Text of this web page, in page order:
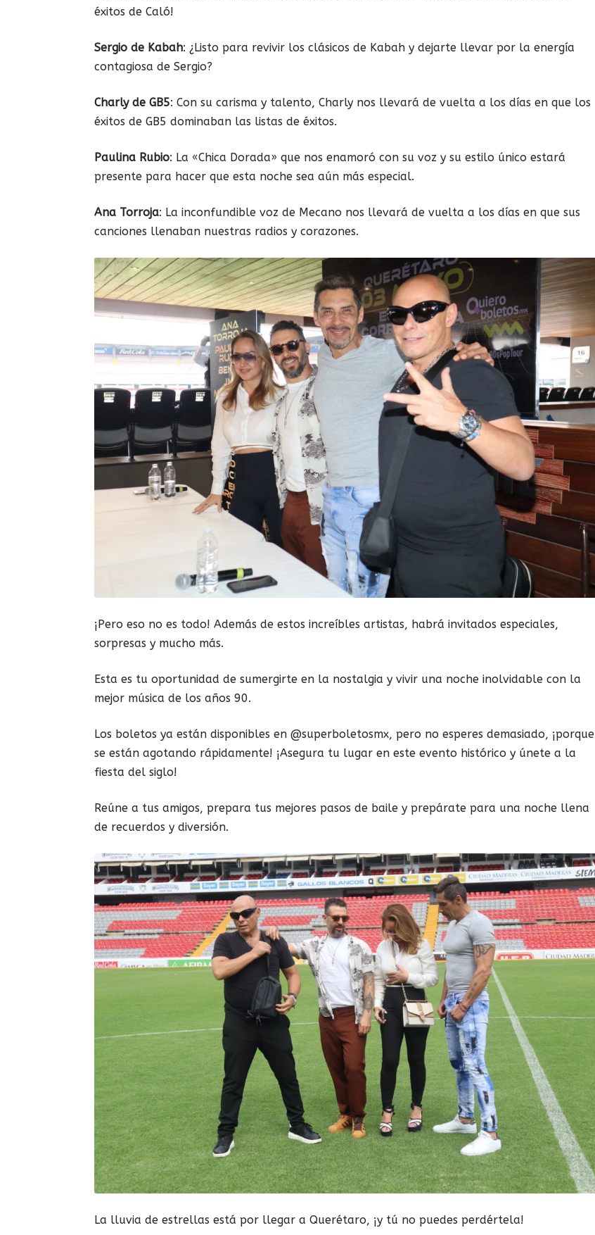
éxitos de Caló!
Sergio de Kabah: ¿Listo para revivir los clásicos de Kabah y dejarte llevar por la energía
contagiosa de Sergio?
Charly de GB5: Con su carisma y talento, Charly nos llevará de vuelta a los días en que los
éxitos de GB5 dominaban las listas de éxitos.
Paulina Rubio: La «Chica Dorada» que nos enamoró con su voz y su estilo único estará
presente para hacer que esta noche sea aún más especial.
Ana Torroja: La inconfundible voz de Mecano nos llevará de vuelta a los días en que sus
canciones llenaban nuestras radios y corazones.
¡Pero eso no es todo! Además de estos increíbles artistas, habrá invitados especiales,
sorpresas y mucho más.
Esta es tu oportunidad de sumergirte en la nostalgia y vivir una noche inolvidable con la
mejor música de los años 90.
Los boletos ya están disponibles en @superboletosmx, pero no esperes demasiado, ¡porque
se están agotando rápidamente! ¡Asegura tu lugar en este evento histórico y únete a la
fiesta del siglo!
Reúne a tus amigos, prepara tus mejores pasos de baile y prepárate para una noche llena
de recuerdos y diversión.
La lluvia de estrellas está por llegar a Querétaro, ¡y tú no puedes perdértela!